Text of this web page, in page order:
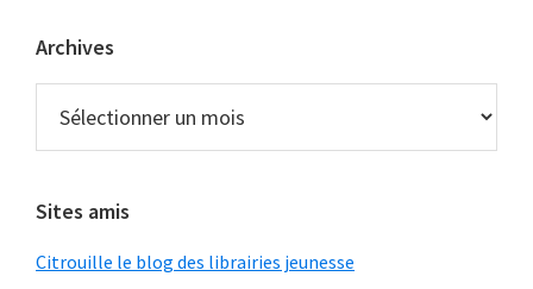
Archives
Sites amis
Citrouille le blog des librairies jeunesse